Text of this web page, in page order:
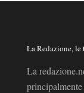
La Redazione, le
La